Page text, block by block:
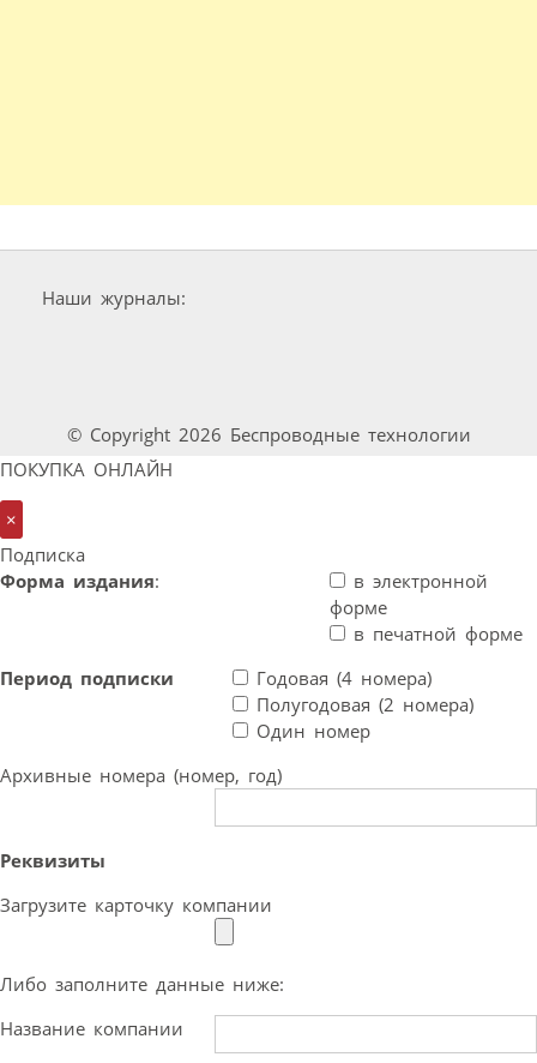
Наши журналы:
© Copyright 2026 Беспроводные технологии
ПОКУПКА ОНЛАЙН
×
Подписка
Форма издания:
в электронной
форме
в печатной форме
Период подписки
Годовая (4 номера)
Полугодовая (2 номера)
Один номер
Архивные номера (номер, год)
Реквизиты
Загрузите карточку компании
Либо заполните данные ниже:
Название компании